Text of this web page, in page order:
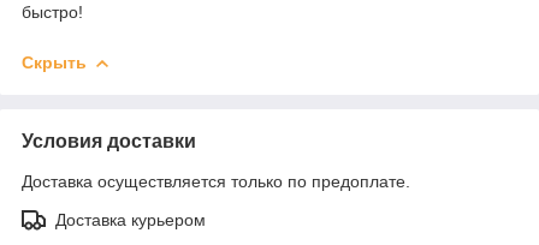
быстро!
Скрыть
Условия доставки
Доставка осуществляется только по предоплате.
Доставка курьером